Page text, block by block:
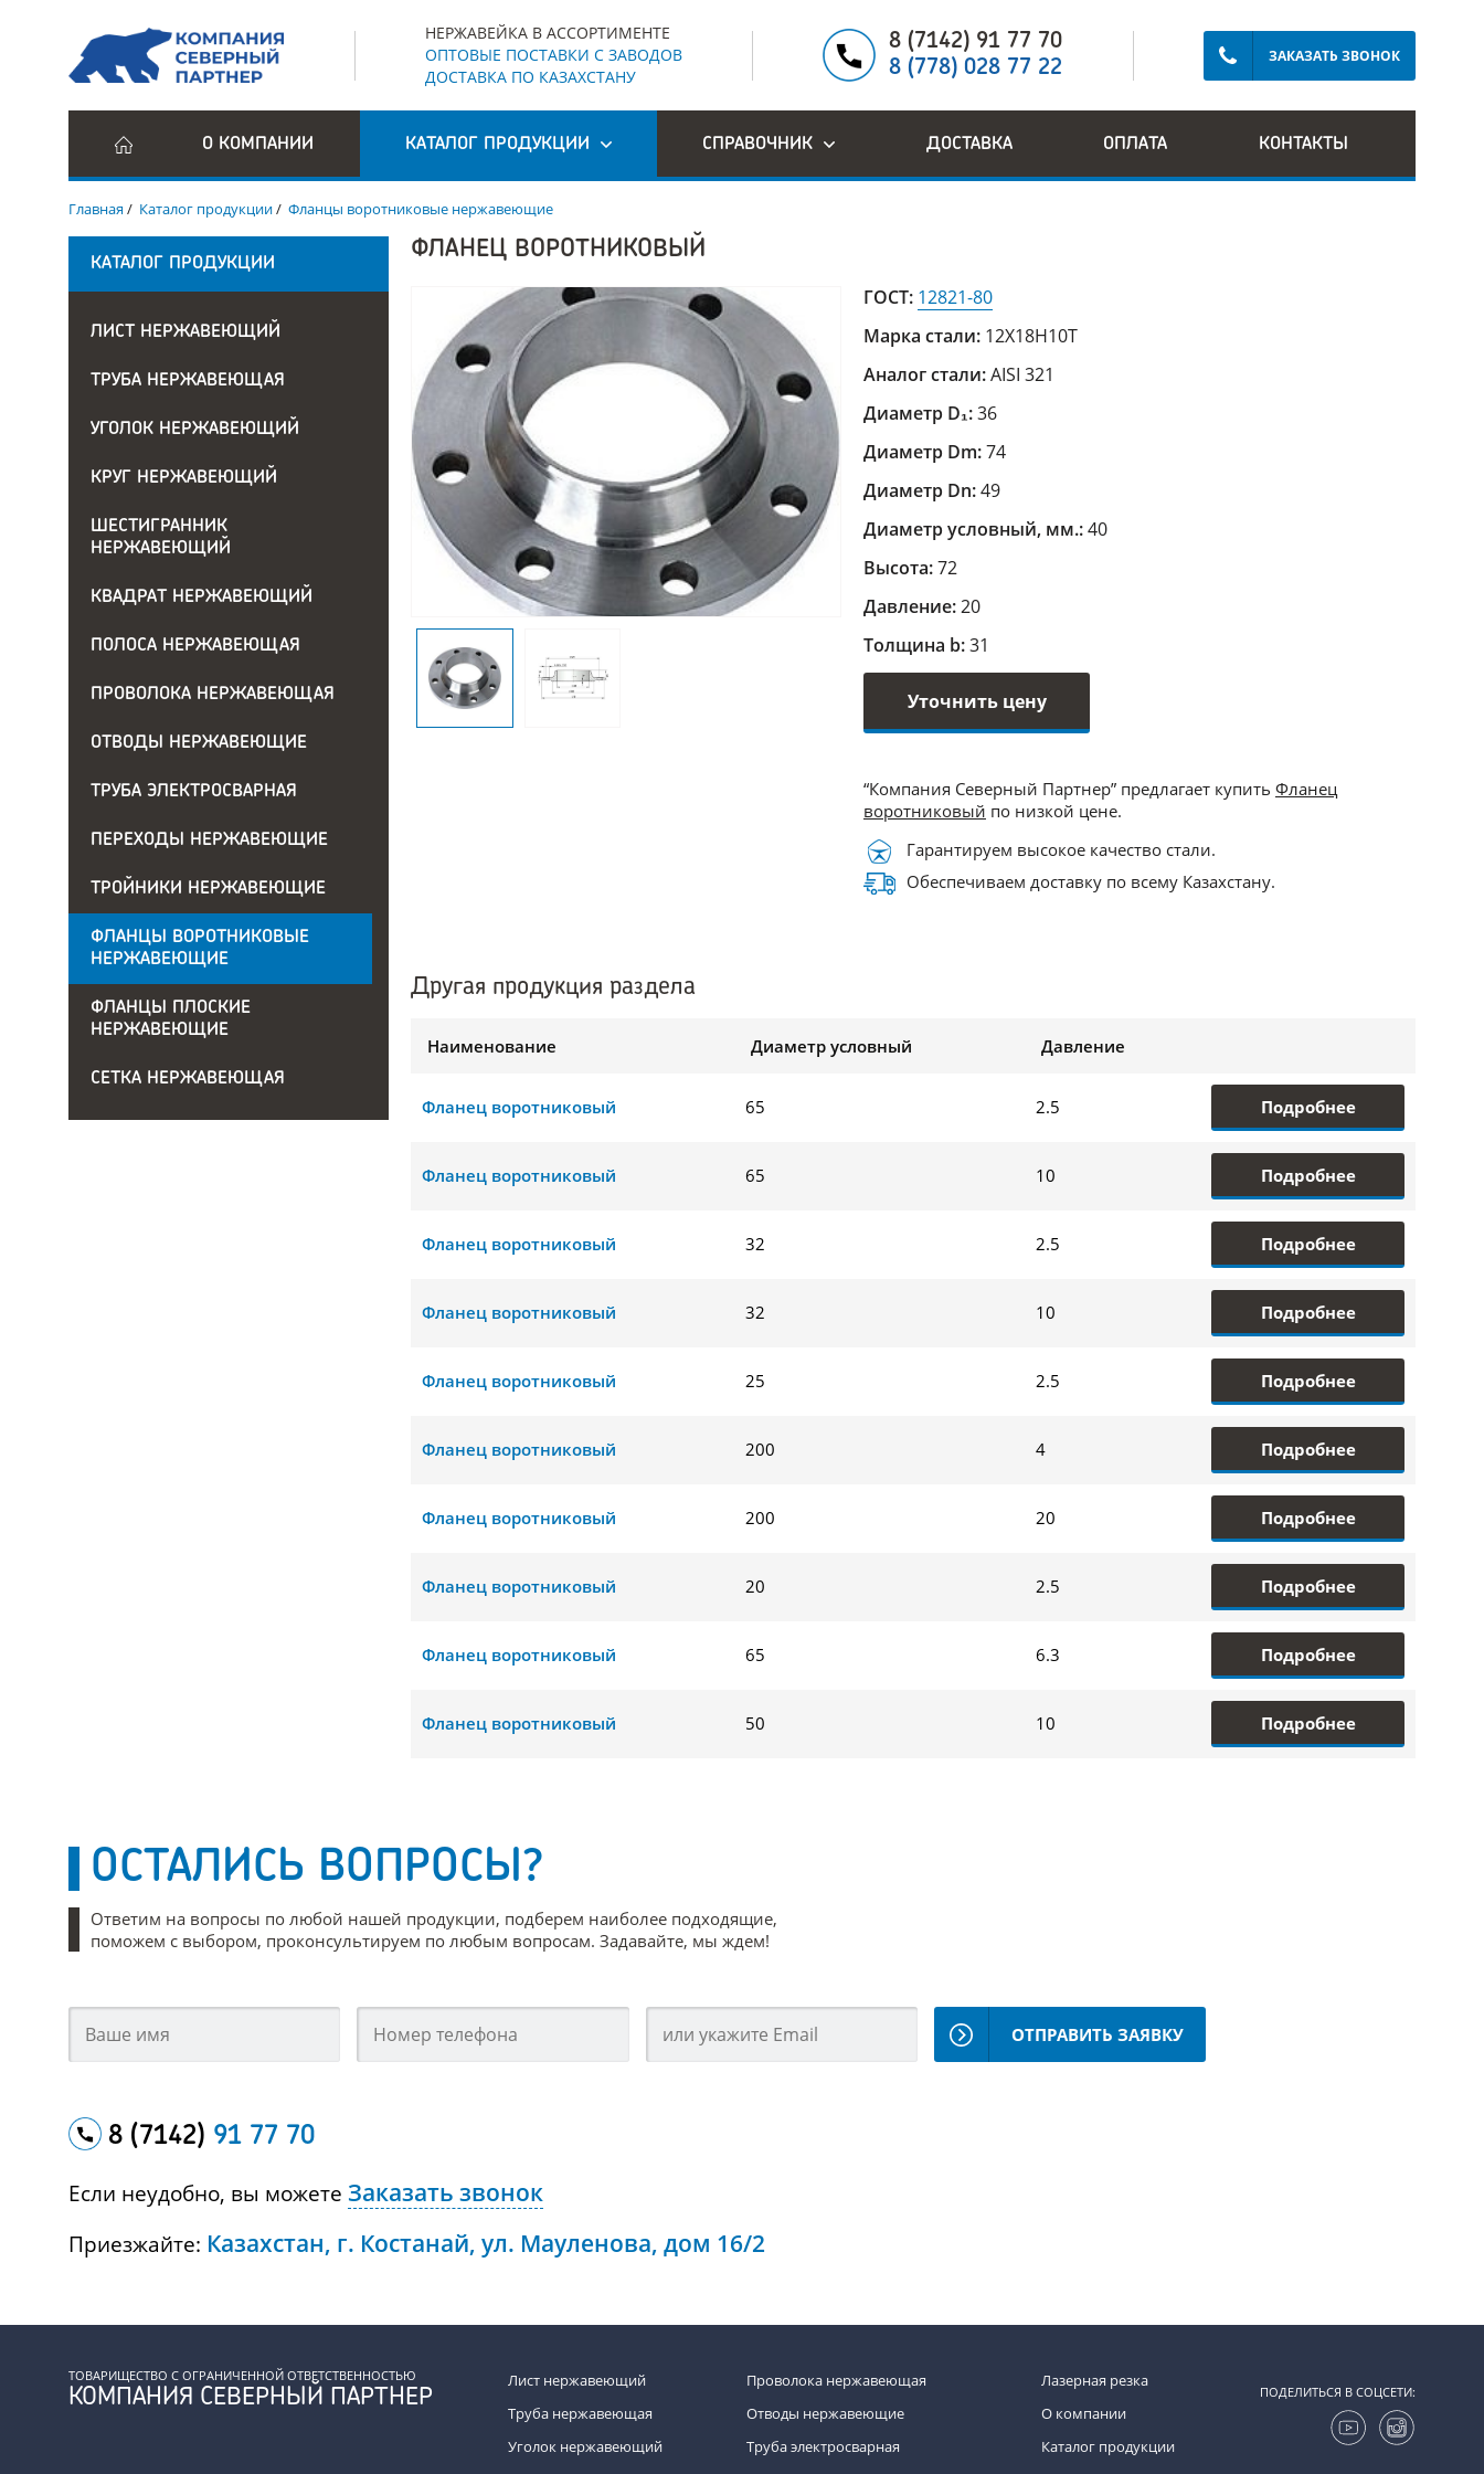
НЕРЖАВЕЙКА В АССОРТИМЕНТЕ
ОПТОВЫЕ ПОСТАВКИ С ЗАВОДОВ
ДОСТАВКА ПО КАЗАХСТАНУ
8 (7142) 91 77 70
8 (778) 028 77 22
ЗАКАЗАТЬ ЗВОНОК
О КОМПАНИИ КАТАЛОГ ПРОДУКЦИИ СПРАВОЧНИК ДОСТАВКА ОПЛАТА КОНТАКТЫ
Главная/ Каталог продукции/ Фланцы воротниковые нержавеющие
КАТАЛОГ ПРОДУКЦИИ
ЛИСТ НЕРЖАВЕЮЩИЙ
ТРУБА НЕРЖАВЕЮЩАЯ
УГОЛОК НЕРЖАВЕЮЩИЙ
КРУГ НЕРЖАВЕЮЩИЙ
ШЕСТИГРАННИК
НЕРЖАВЕЮЩИЙ
КВАДРАТ НЕРЖАВЕЮЩИЙ
ПОЛОСА НЕРЖАВЕЮЩАЯ
ПРОВОЛОКА НЕРЖАВЕЮЩАЯ
ОТВОДЫ НЕРЖАВЕЮЩИЕ
ТРУБА ЭЛЕКТРОСВАРНАЯ
ПЕРЕХОДЫ НЕРЖАВЕЮЩИЕ
ТРОЙНИКИ НЕРЖАВЕЮЩИЕ
ФЛАНЦЫ ВОРОТНИКОВЫЕ
НЕРЖАВЕЮЩИЕ
ФЛАНЦЫ ПЛОСКИЕ
НЕРЖАВЕЮЩИЕ
СЕТКА НЕРЖАВЕЮЩАЯ
ФЛАНЕЦ ВОРОТНИКОВЫЙ
ГОСТ: 12821-80
Марка стали: 12Х18Н10Т
Аналог стали:AISI 321
Диаметр D₁:36
Диаметр Dm:74
Диаметр Dn:49
Диаметр условный, мм.:40
Высота:72
Давление:20
Толщина b:31
Уточнить цену
“Компания Северный Партнер” предлагает купить Фланец
воротниковый по низкой цене.
Гарантируем высокое качество стали.
Обеспечиваем доставку по всему Казахстану.
Другая продукция раздела
Наименование Диаметр условный Давление
Фланец воротниковый 65 2.5 Подробнее
Фланец воротниковый 65 10 Подробнее
Фланец воротниковый 32 2.5 Подробнее
Фланец воротниковый 32 10 Подробнее
Фланец воротниковый 25 2.5 Подробнее
Фланец воротниковый 200 4 Подробнее
Фланец воротниковый 200 20 Подробнее
Фланец воротниковый 20 2.5 Подробнее
Фланец воротниковый 65 6.3 Подробнее
Фланец воротниковый 50 10 Подробнее
ОСТАЛИСЬ ВОПРОСЫ?
Ответим на вопросы по любой нашей продукции, подберем наиболее подходящие,
поможем с выбором, проконсультируем по любым вопросам. Задавайте, мы ждем!
ОТПРАВИТЬ ЗАЯВКУ
8 (7142) 91 77 70
Если неудобно, вы можете Заказать звонок
Приезжайте: Казахстан, г. Костанай, ул. Мауленова, дом 16/2
ТОВАРИЩЕСТВО С ОГРАНИЧЕННОЙ ОТВЕТСТВЕННОСТЬЮ
КОМПАНИЯ СЕВЕРНЫЙ ПАРТНЕР
Лист нержавеющий
Труба нержавеющая
Уголок нержавеющий
Проволока нержавеющая
Отводы нержавеющие
Труба электросварная
Лазерная резка
О компании
Каталог продукции
ПОДЕЛИТЬСЯ В СОЦСЕТИ: